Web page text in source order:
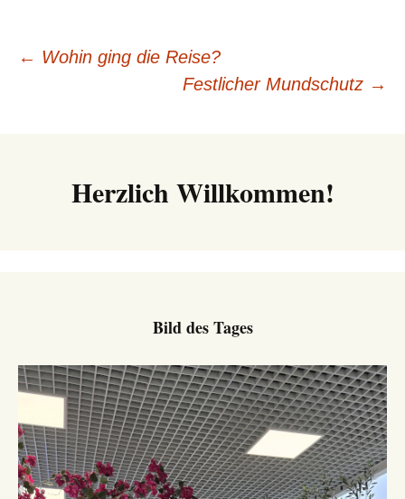
Beitrags-
← Wohin ging die Reise?
Festlicher Mundschutz →
Herzlich Willkommen!
Bild des Tages